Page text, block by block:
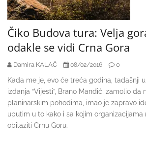
Čiko Budova tura: Velja
odakle se vidi Crna Gora
Damira KALAČ 08/02/2016 0
Kada me je, evo će treća godina, tadašnji
izdanja “Vijesti”, Brano Mandić, zamolio da
planinarskim pohodima, imao je zapravo
uputim u to kako i sa kojim
obilaziti Crnu Goru.